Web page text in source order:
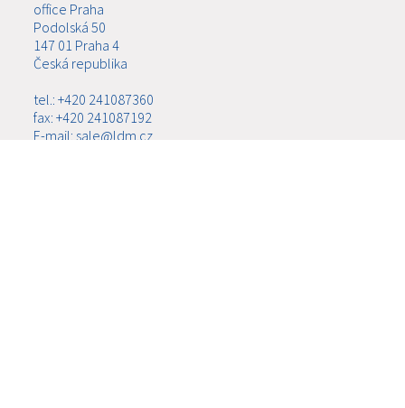
office Praha
Podolská 50
147 01 Praha 4
Česká republika
tel.: +420 241087360
fax: +420 241087192
E-mail: sale@ldm.cz